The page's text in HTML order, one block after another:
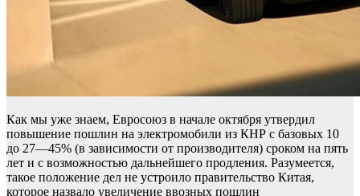
Как мы уже знаем, Евросоюз в начале октября утвердил
повышение пошлин на электромобили из КНР с базовых 10
до 27—45% (в зависимости от производителя) сроком на пять
лет и с возможностью дальнейшего продления. Разумеется,
такое положение дел не устроило правительство Китая,
которое назвало увеличение ввозных пошлин